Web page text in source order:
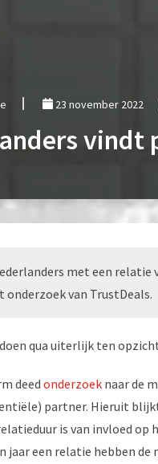
23 november 2022
vindt
met een
van TrustDeals.
qua uiterlijk ten
deedonderzoek naar de
partner. Hieruit
is van invloed
jaar een relatie hebben